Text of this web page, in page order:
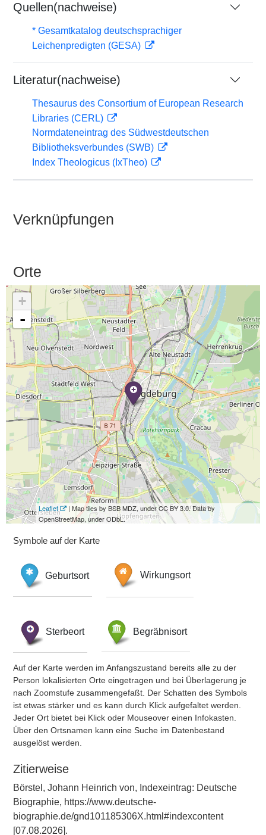
Quellen(nachweise)
* Gesamtkatalog deutschsprachiger
Leichenpredigten (GESA)
Literatur(nachweise)
Thesaurus des Consortium of European Research
Libraries (CERL)
Normdateneintrag des Südwestdeutschen
Bibliotheksverbundes (SWB)
Index Theologicus (IxTheo)
Verknüpfungen
Orte
+
-
Leaflet
| Map tiles by BSB MDZ, under CC BY 3.0. Data by
OpenStreetMap, under ODbL.
Symbole auf der Karte
Geburtsort Wirkungsort
Sterbeort Begräbnisort
Auf der Karte werden im Anfangszustand bereits alle zu der
Person lokalisierten Orte eingetragen und bei Überlagerung je
nach Zoomstufe zusammengefaßt. Der Schatten des Symbols
ist etwas stärker und es kann durch Klick aufgefaltet werden.
Jeder Ort bietet bei Klick oder Mouseover einen Infokasten.
Über den Ortsnamen kann eine Suche im Datenbestand
ausgelöst werden.
Zitierweise
Börstel, Johann Heinrich von, Indexeintrag: Deutsche
Biographie, https://www.deutsche-
biographie.de/gnd101185306X.html#indexcontent
[07.08.2026].